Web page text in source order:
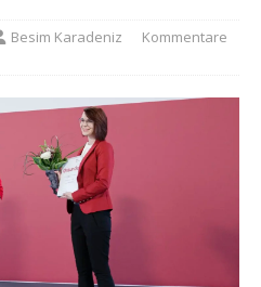
Besim Karadeniz
Kommentare